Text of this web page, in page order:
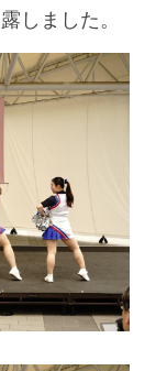
しました。